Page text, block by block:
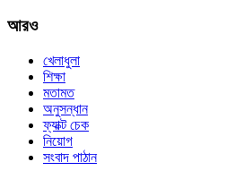
আরও
খেলাধুলা
শিক্ষা
মতামত
অনুসন্ধান
ফ্যাক্ট চেক
নিয়োগ
সংবাদ পাঠান